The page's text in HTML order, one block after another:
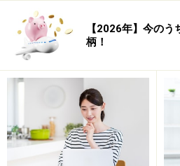
【2026年】今の
柄！